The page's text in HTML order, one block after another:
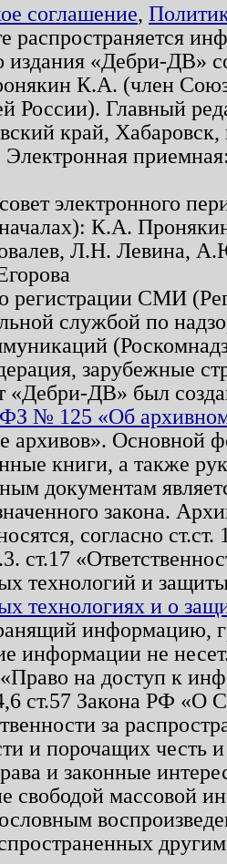
соглашение,
распространяется
издания «Дебри-ДВ»
К.А. (член
России). Главный
край,
Электронная
электронного
К.А.
Л.Н. Левина,
о регистрации СМИ
службой по
зарубежные
«Дебри-ДВ» был
ФЗ № 125 «Об
архивов». Основной
книги, а также
документам
закона.
согласно
ст.17
технологий и
технологиях и о
информацию,
информации не
«Право на доступ к
ст.57 Закона РФ «О
за
и порочащих честь
и законные
свободой массовой